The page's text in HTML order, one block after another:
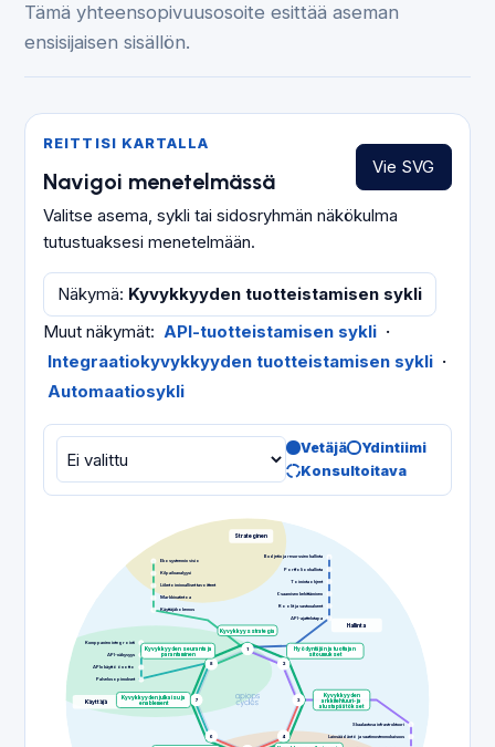
Tämä yhteensopivuusosoite esittää aseman
ensisijaisen sisällön.
REITTISI KARTALLA
Navigoi menetelmässä
Vie SVG
Valitse asema, sykli tai sidosryhmän näkökulma
tutustuaksesi menetelmään.
Näkymä: Kyvykkyyden tuotteistamisen sykli
Muut näkymät: API-tuotteistamisen sykli ·
Integraatiokyvykkyyden tuotteistamisen sykli ·
Automaatiosykli
Vetäjä
Ydintiimi
Konsultoitava
Strateginen
Hallinta
Käyttäjä
Käyttäjäkokemus
Markkinatietoa
Liiketoiminnalliset tavoitteet
Kilpailuanalyysi
Ekosysteemin visio
Skaalautuva infrastruktuuri
Lainsäädäntö ja vaatimustenmukaisuus
Palvelusopimukset
APIn käyttöönotto
API-näkyvyys
Kumppanien integrointi
API-ajattelutapa
Roolit ja vastuualueet
Osaamisen kehittäminen
Toimintaohjeet
Portfolionhallinta
Budjetin ja resurssien hallinta
1
Kyvykkyysstrategia
2
Hyödyntäjän ja tuottajan
sitoumukset
3
Kyvykkyyden
arkkitehtuuri- ja
alustapäätökset
4
6
7
Kyvykkyyden julkaisu ja
enablement
8
Kyvykkyyden seuranta ja
parantaminen